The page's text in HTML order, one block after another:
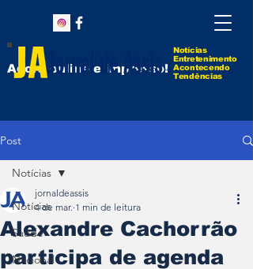
Notícias
Entretenimento
Acontecendo
Tendências
Agora online e impresso!
Post
Notícias
Saúde
Nacional
Notícias
Alexandre Cachorrão
participa de agenda
jornaldeassis
4 de mar. 1 min de leitura